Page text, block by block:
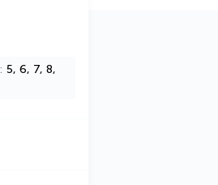
5, 6, 7, 8,